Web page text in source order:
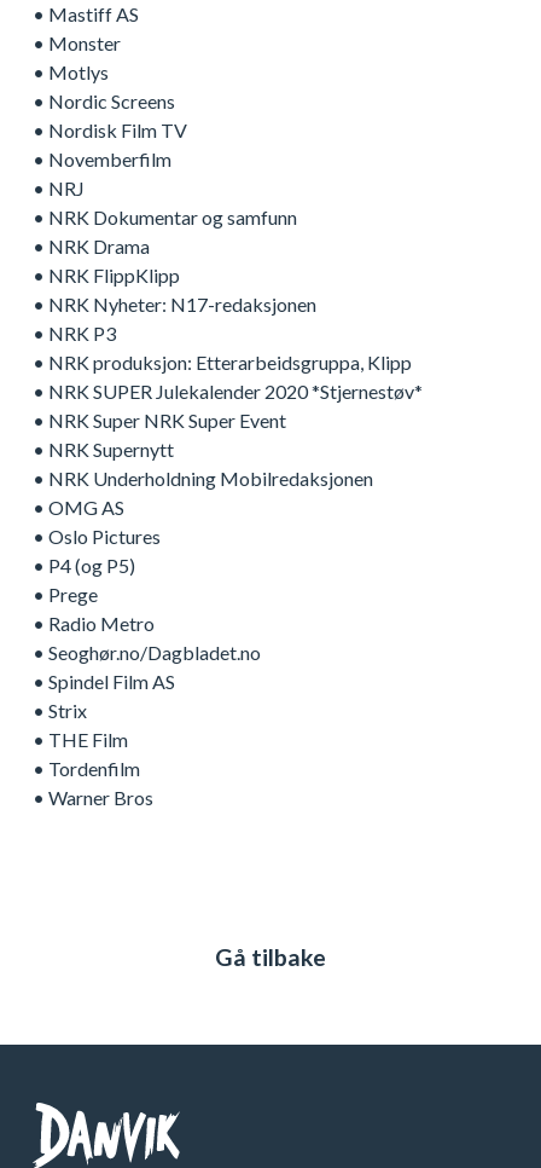
• Mastiff AS
• Monster
• Motlys
• Nordic Screens
• Nordisk Film TV
• Novemberfilm
• NRJ
• NRK Dokumentar og samfunn
• NRK Drama
• NRK FlippKlipp
• NRK Nyheter: N17-redaksjonen
• NRK P3
• NRK produksjon: Etterarbeidsgruppa, Klipp
• NRK SUPER Julekalender 2020 *Stjernestøv*
• NRK Super NRK Super Event
• NRK Supernytt
• NRK Underholdning Mobilredaksjonen
• OMG AS
• Oslo Pictures
• P4 (og P5)
• Prege
• Radio Metro
• Seoghør.no/Dagbladet.no
• Spindel Film AS
• Strix
• THE Film
• Tordenfilm
• Warner Bros
Gå tilbake